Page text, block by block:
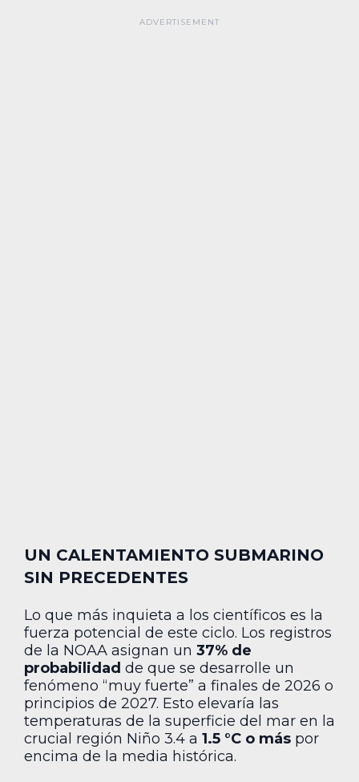
UN CALENTAMIENTO SUBMARINO
SIN PRECEDENTES
Lo que más inquieta a los científicos es la
fuerza potencial de este ciclo. Los registros
de la NOAA asignan un 37% de
probabilidad de que se desarrolle un
fenómeno “muy fuerte” a finales de 2026 o
principios de 2027. Esto elevaría las
temperaturas de la superficie del mar en la
crucial región Niño 3.4 a 1.5 °C o más por
encima de la media histórica.